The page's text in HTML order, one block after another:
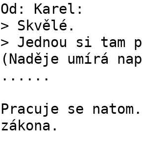
Od: Karel:
> Skvělé.
> Jednou si tam
(Naděje umírá
......
Pracuje se
zákona.